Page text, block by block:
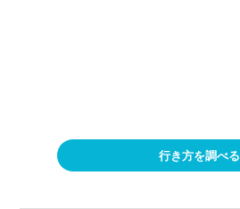
行き方を調べる